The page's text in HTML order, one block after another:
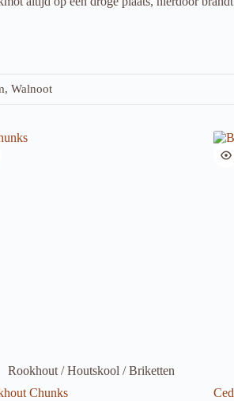
Walnoot
Rookhout / Houtskool / Briketten
Chunks